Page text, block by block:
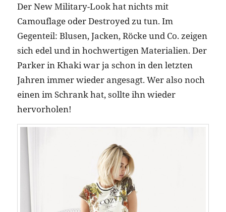
Der New Military-Look hat nichts mit
Camouflage oder Destroyed zu tun. Im
Gegenteil: Blusen, Jacken, Röcke und Co. zeigen
sich edel und in hochwertigen Materialien. Der
Parker in Khaki war ja schon in den letzten
Jahren immer wieder angesagt. Wer also noch
einen im Schrank hat, sollte ihn wieder
hervorholen!